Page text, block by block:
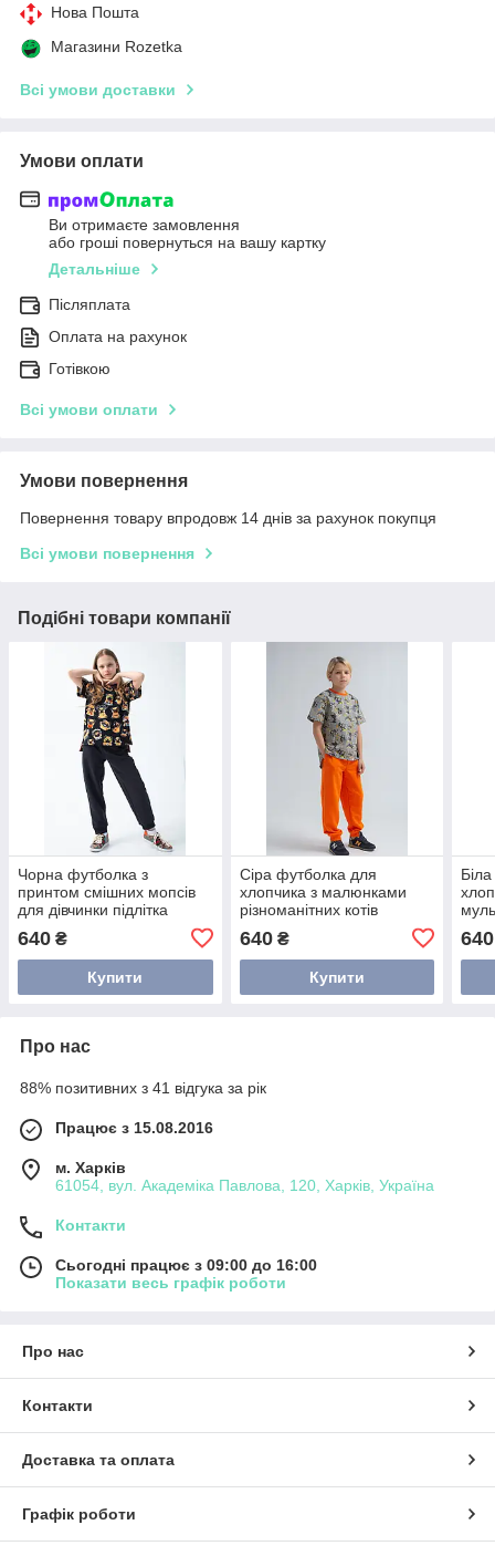
Нова Пошта
Магазини Rozetka
Всі умови доставки
Умови оплати
Ви отримаєте замовлення
або гроші повернуться на вашу картку
Детальніше
Післяплата
Оплата на рахунок
Готівкою
Всі умови оплати
Умови повернення
Повернення товару впродовж 14 днів за рахунок покупця
Всі умови повернення
Подібні товари компанії
Чорна футболка з
принтом смішних мопсів
для дівчинки підлітка
640 ₴
Купити
Сіра футболка для
хлопчика з малюнками
різноманітних котів
640₴
Купити
640
Про нас
88% позитивних з 41 відгука за рік
Працює з 15.08.2016
м. Харків
61054, вул. Академіка Павлова, 120, Харків, Україна
Контакти
Сьогодні працює з 09:00 до 16:00
Показати весь графік роботи
Про нас
Контакти
Доставка та оплата
Графік роботи